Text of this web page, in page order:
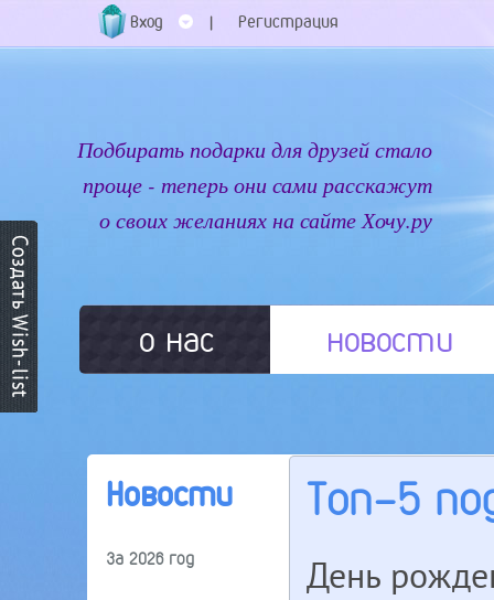
Вход | Регистрация
Подбирать подарки для друзей стало
проще - теперь они сами расскажут
о своих желаниях на сайте Хочу.ру
о нас новости
Новости
За 2026 год
Топ-5
День